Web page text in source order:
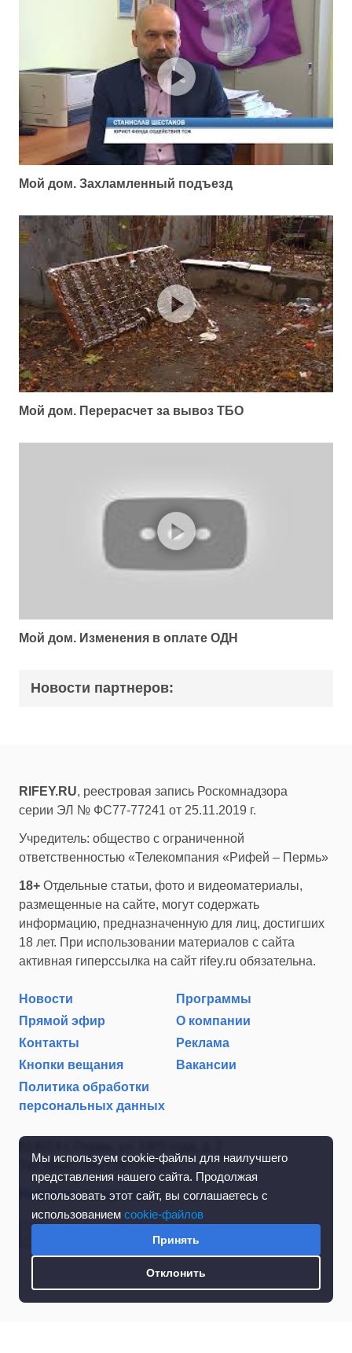
Мы используем cookie-файлы для наилучшего
представления нашего сайта. Продолжая
использовать этот сайт, вы соглашаетесь с
использованием cookie-файлов
Принять
Отклонить
Мой дом. Захламленный подъезд
Мой дом. Перерасчет за вывоз ТБО
Мой дом. Изменения в оплате ОДН
Новости партнеров:
RIFEY.RU, реестровая запись Роскомнадзора
серии ЭЛ № ФС77-77241 от 25.11.2019 г.
Учредитель: общество с ограниченной
ответственностью «Телекомпания «Рифей – Пермь»
18+ Отдельные статьи, фото и видеоматериалы,
размещенные на сайте, могут содержать
информацию, предназначенную для лиц, достигших
18 лет. При использовании материалов с сайта
активная гиперссылка на сайт rifey.ru обязательна.
Новости
Программы
Прямой эфир
О компании
Контакты
Реклама
Кнопки вещания
Вакансии
Политика обработки
персональных данных
Тел./факс: (342) 267-85-35
Написать в редакцию